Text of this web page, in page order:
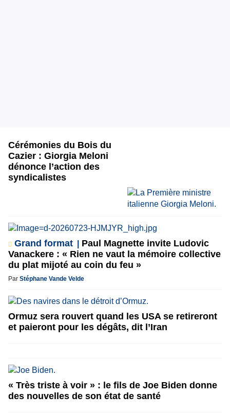
Cérémonies du Bois du
Cazier : Giorgia Meloni
dénonce l’action des
syndicalistes
Grand format
Paul Magnette invite Ludovic
Vanackere : « Rien ne vaut la mémoire collective
du plat mijoté au coin du feu »
Par Stéphane Vande Velde
Ormuz sera rouvert quand les USA se retireront
et paieront pour les dégâts, dit l’Iran
« Très triste à voir » : le fils de Joe Biden donne
des nouvelles de son état de santé